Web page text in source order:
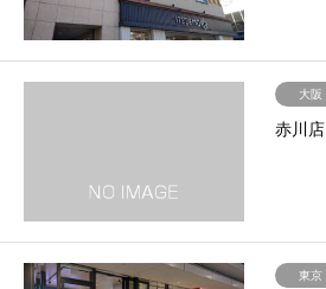
大阪
赤川店
東京